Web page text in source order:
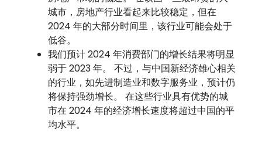
城市，房地产行业看起来比较稳定，但在
2024 年的大部分时间里，该行业可能会处于
低谷。
我们预计 2024 年消费部门的增长结果将明显
弱于 2023 年。 不过，与中国新经济雄心相关
的行业，如先进制造业和数字服务业，预计仍
将保持强劲增长。 在这些行业具有优势的城
市在 2024 年的经济增长速度将超过中国的平
均水平。